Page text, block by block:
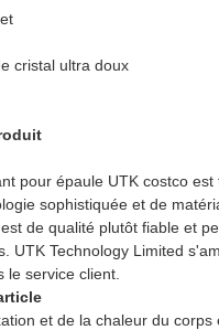
cristal ultra doux
pour épaule UTK costco est
sophistiquée et de
de qualité plutôt fiable et
UTK Technology Limited
le service client.
et de la chaleur du corps